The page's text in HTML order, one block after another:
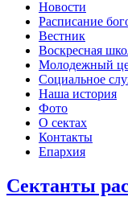
Новости
Расписание
Вестник
Воскресная
Молодежный
Социальное
Наша история
Фото
О сектах
Контакты
Епархия
Сектанты